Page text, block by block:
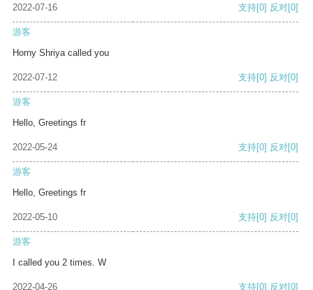
2022-07-16 支持[0] 反对[0]
游客
Horny Shriya called you
2022-07-12 支持[0] 反对[0]
游客
Hello, Greetings fr
2022-05-24 支持[0] 反对[0]
游客
Hello, Greetings fr
2022-05-10 支持[0] 反对[0]
游客
I called you 2 times. W
2022-04-26 支持[0] 反对[0]